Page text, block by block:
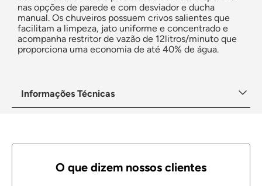
nas opções de parede e com desviador e ducha
manual. Os chuveiros possuem crivos salientes que
facilitam a limpeza, jato uniforme e concentrado e
acompanha restritor de vazão de 12litros/minuto que
proporciona uma economia de até 40% de água.
Informações Técnicas